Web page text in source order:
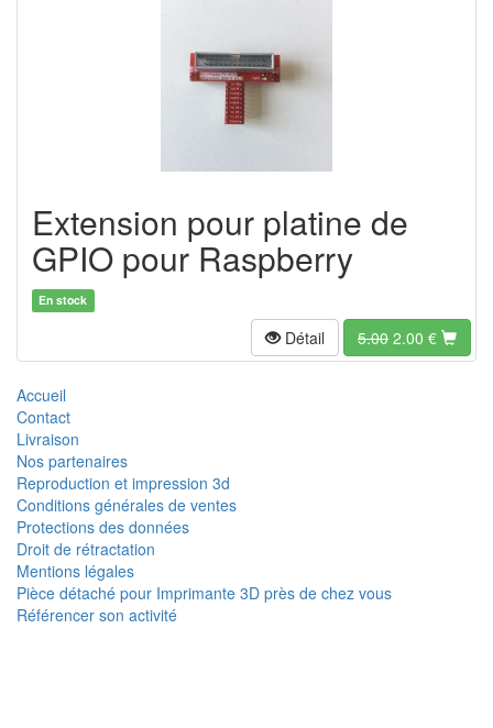
Extension pour platine de
GPIO pour Raspberry
En stock
Détail 5.00 2.00 €
Accueil
Contact
Livraison
Nos partenaires
Reproduction et impression 3d
Conditions générales de ventes
Protections des données
Droit de rétractation
Mentions légales
Pièce détaché pour Imprimante 3D près de chez vous
Référencer son activité